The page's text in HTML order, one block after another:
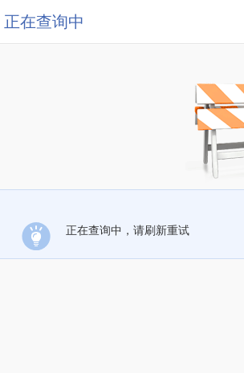
正在查询中
正在查询中，请刷新重试